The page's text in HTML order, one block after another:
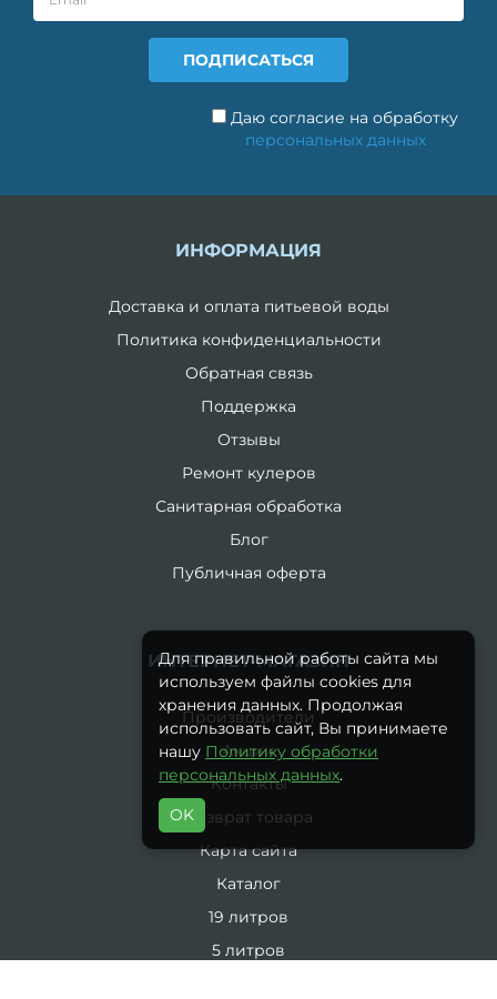
Даю согласие на обработку
персональных данных
ИНФОРМАЦИЯ
Доставка и оплата питьевой воды
Политика конфиденциальности
Обратная связь
Поддержка
Отзывы
Ремонт кулеров
Санитарная обработка
Блог
Публичная оферта
ИНТЕРНЕТ-МАГАЗИН
Производители
Акции
Контакты
Возврат товара
Карта сайта
Каталог
19 литров
5 литров
Для правильной работы сайта мы
используем файлы cookies для
хранения данных. Продолжая
использовать сайт, Вы принимаете
нашу Политику обработки
персональных данных.
OK